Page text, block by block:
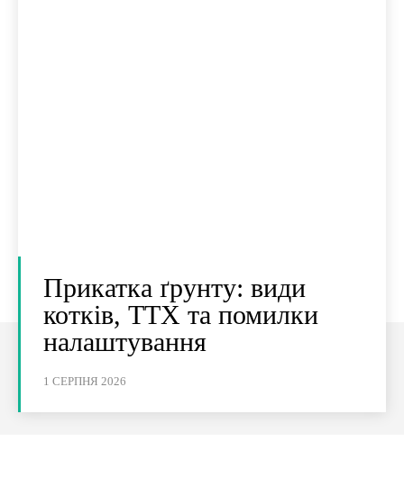
Прикатка ґрунту: види
котків, ТТХ та помилки
налаштування
1 СЕРПНЯ 2026